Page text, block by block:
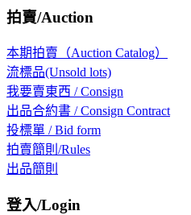
拍賣/Auction
本期拍賣（Auction Catalog）
流標品(Unsold lots)
我要賣東西 / Consign
出品合約書 / Consign Contract
投標單 / Bid form
拍賣簡則/Rules
出品簡則
登入/Login